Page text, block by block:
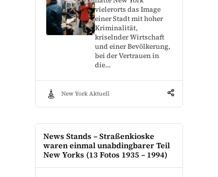
vielerorts das Image
einer Stadt mit hoher
Kriminalität,
kriselnder Wirtschaft
und einer Bevölkerung,
bei der Vertrauen in
die…
New York Aktuell
News Stands – Straßenkioske
waren einmal unabdingbarer Teil
New Yorks (13 Fotos 1935 – 1994)